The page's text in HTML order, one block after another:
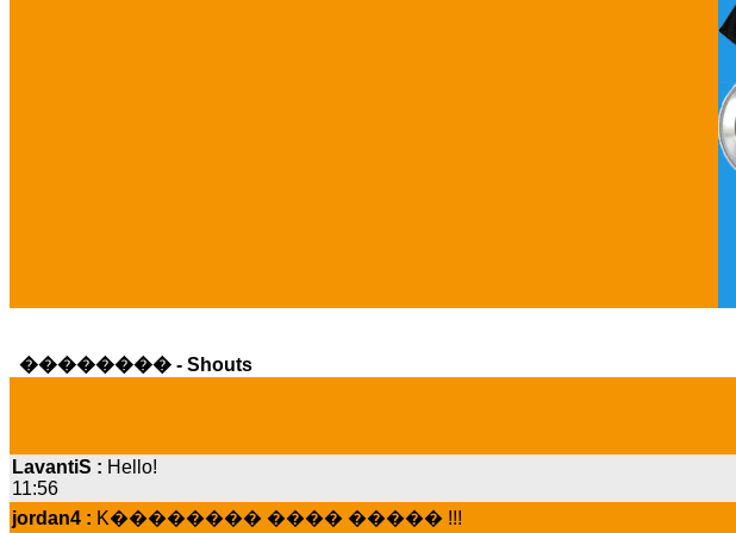
�������� - Shouts
11:56
jordan4 :K�������� ���� ����� !!!
19:45